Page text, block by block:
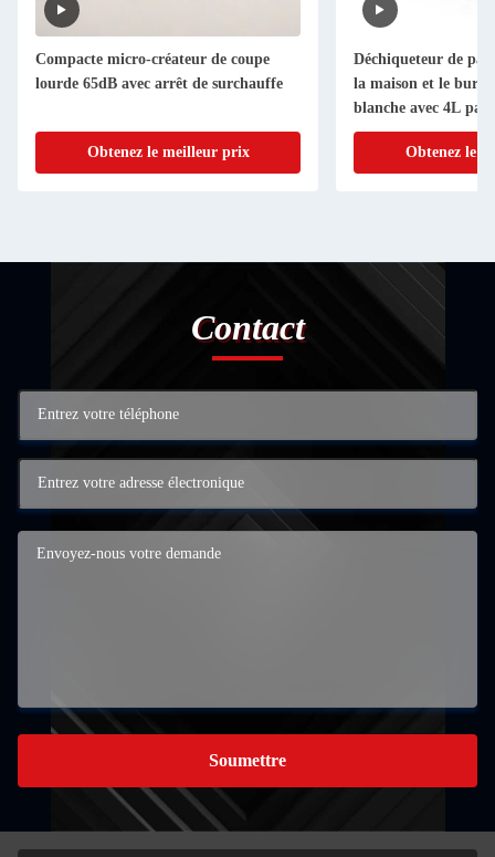
Compacte micro-créateur de coupe
lourde 65dB avec arrêt de surchauffe
Obtenez le meilleur prix
Déchiqueteur de
la maison et le
blanche avec 4L
Obtenez le
Contact
Soumettre